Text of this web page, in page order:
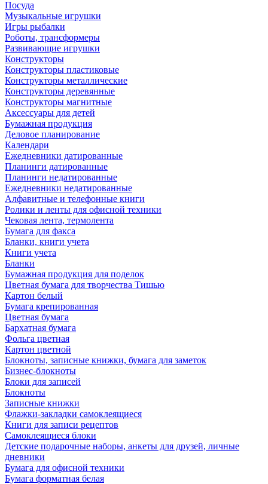
Посуда
Музыкальные игрушки
Игры рыбалки
Роботы, трансформеры
Развивающие игрушки
Конструкторы
Конструкторы пластиковые
Конструкторы металлические
Конструкторы деревянные
Конструкторы магнитные
Аксессуары для детей
Бумажная продукция
Деловое планирование
Календари
Ежедневники датированные
Планинги датированные
Планинги недатированные
Ежедневники недатированные
Алфавитные и телефонные книги
Ролики и ленты для офисной техники
Чековая лента, термолента
Бумага для факса
Бланки, книги учета
Книги учета
Бланки
Бумажная продукция для поделок
Цветная бумага для творчества Тишью
Картон белый
Бумага крепированная
Цветная бумага
Бархатная бумага
Фольга цветная
Картон цветной
Блокноты, записные книжки, бумага для заметок
Бизнес-блокноты
Блоки для записей
Блокноты
Записные книжки
Флажки-закладки самоклеящиеся
Книги для записи рецептов
Самоклеящиеся блоки
Детские подарочные наборы, анкеты для друзей, личные
дневники
Бумага для офисной техники
Бумага форматная белая